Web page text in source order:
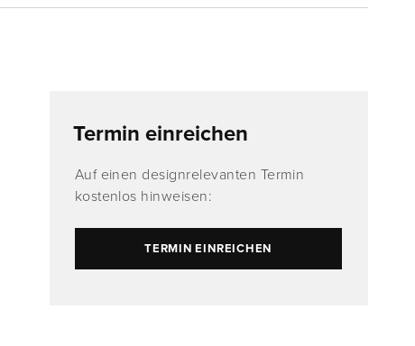
Termin einreichen
Auf einen designrelevanten Termin
kostenlos hinweisen:
TERMIN EINREICHEN